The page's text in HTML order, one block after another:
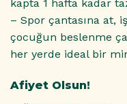
kapta 1 hafta kadar
– Spor çantasına at,
çocuğun beslenme
her yerde ideal bir
Afiyet Olsun!